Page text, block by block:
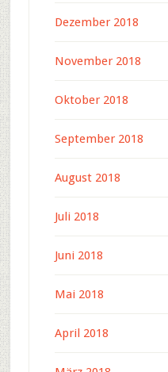
Dezember 2018
November 2018
Oktober 2018
September 2018
August 2018
Juli 2018
Juni 2018
Mai 2018
April 2018